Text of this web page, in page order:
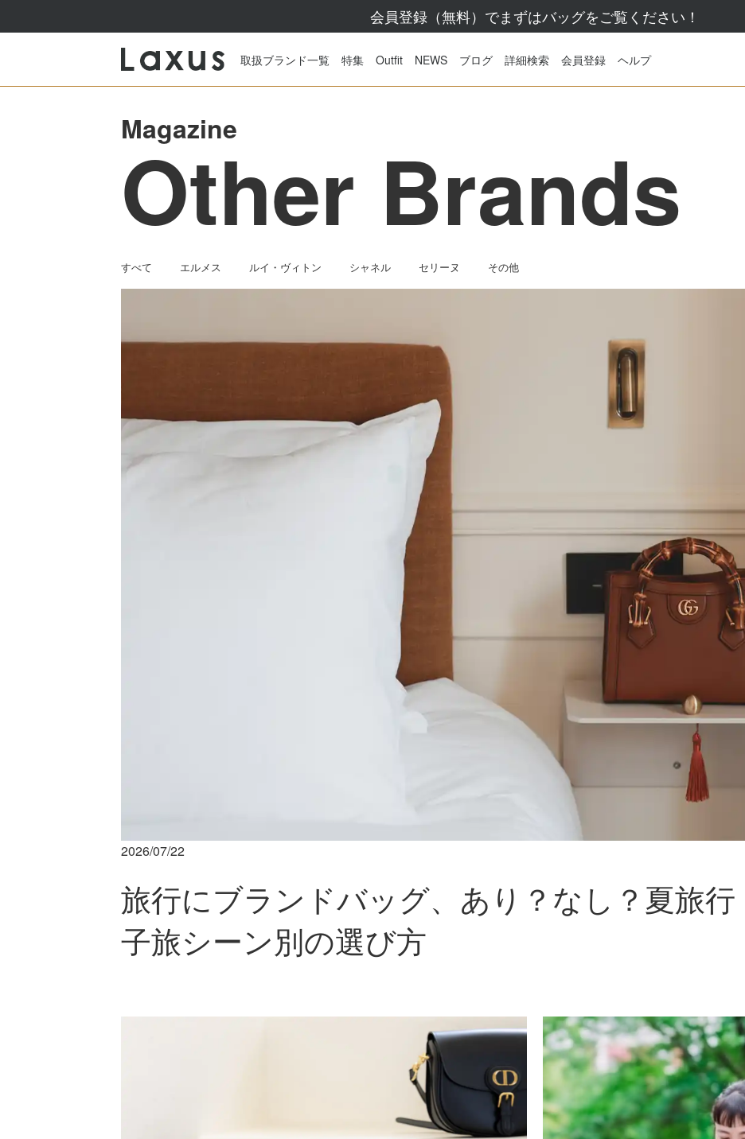
会員登録（無料）でまずはバッグをご覧ください！
取扱ブランド一覧 特集 Outfit NEWS ブログ 詳細検索 会員登録 ヘルプ
Magazine
Other Brands
すべて エルメス ルイ・ヴィトン シャネル セリーヌ その他
2026/07/22
旅行にブランドバッグ、あり？なし？夏旅
子旅シーン別の選び方